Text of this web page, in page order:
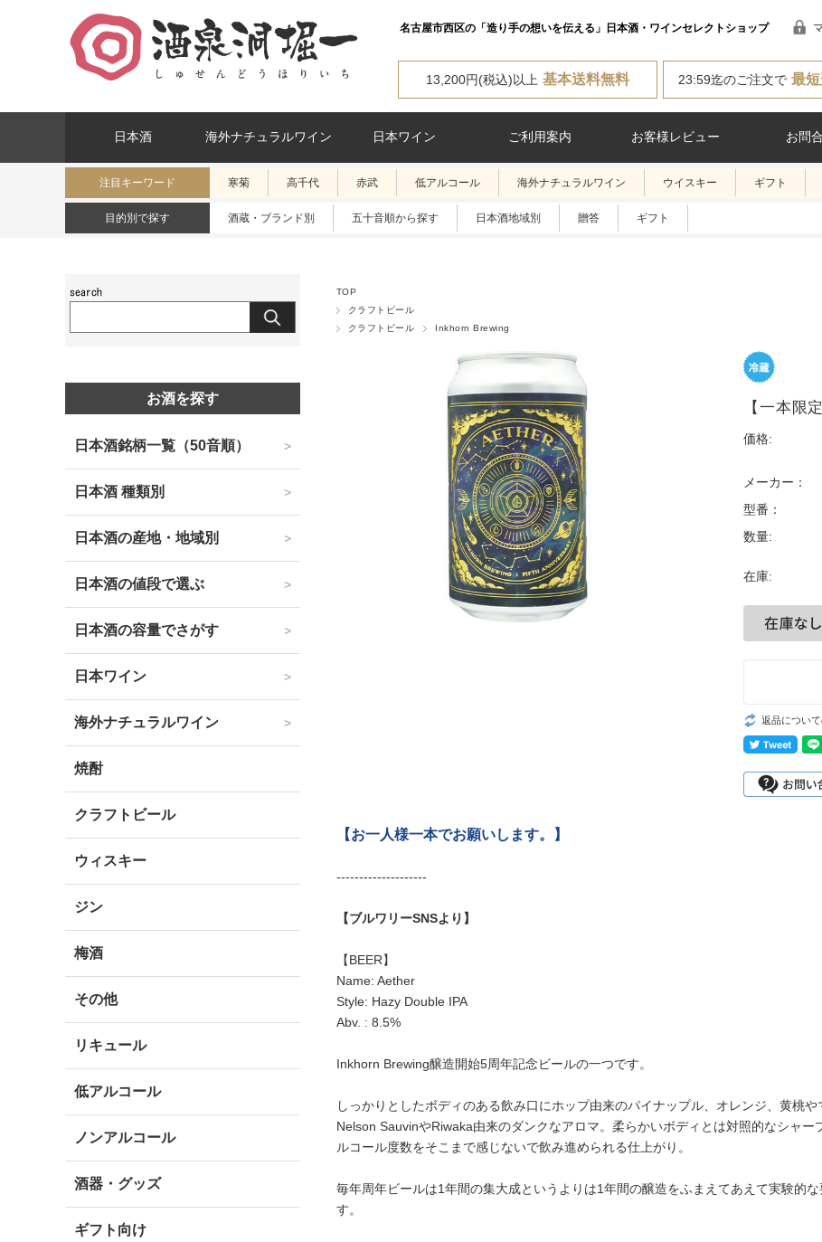
名古屋市西区の「造り手の想いを伝える」日本酒・ワインセレクトショップ
13,200円(税込)以上 基本送料無料 23:59迄のご注文で 最
日本酒 海外ナチュラルワイン 日本ワイン ご利用案内 お客様レビュー お問
注目キーワード 寒菊 高千代 赤武 低アルコール 海外ナチュラルワイン ウイスキー ギフト
目的別で探す 酒蔵・ブランド別 五十音順から探す 日本酒地域別 贈答 ギフト
TOP
クラフトビール
クラフトビール
Inkhorn Brewing
【一本
価格:
メーカー：
型番：
数量:
在庫:
返品につい
【お一人様一本でお願いします。】
--------------------
【ブルワリーSNSより】
【BEER】
Name: Aether
Style: Hazy Double IPA
Abv. : 8.5%
Inkhorn Brewing醸造開始5周年記念ビールの一つです。
しっかりとしたボディのある飲み口にホップ由来のパイナップル、オレンジ、黄桃
Nelson SauvinやRiwaka由来のダンクなアロマ。柔らかいボディとは対照的なシャ
ルコール度数をそこまで感じないで飲み進められる仕上がり。
毎年周年ビールは1年間の集大成というよりは1年間の醸造をふまえてあえて実験的
す。
お酒を探す
日本酒銘柄一覧（50音順）
日本酒 種類別
日本酒の産地・地域別
日本酒の値段で選ぶ
日本酒の容量でさがす
日本ワイン
海外ナチュラルワイン
焼酎
クラフトビール
ウィスキー
ジン
梅酒
その他
リキュール
低アルコール
ノンアルコール
酒器・グッズ
ギフト向け